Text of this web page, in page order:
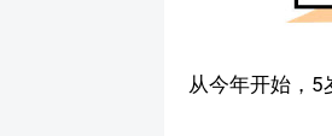
从今年开始，5